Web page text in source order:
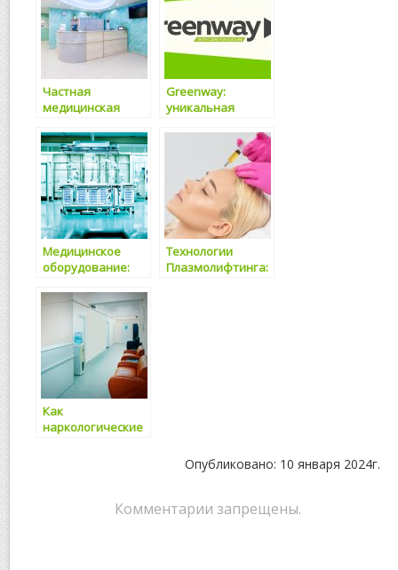
Частная
медицинская
современные
подходы к
успешному
лечению
Greenway:
уникальная
экологически
чистого будущего
Медицинское
оборудование:
инновации
Технологии
Плазмолифтинга:
Как
наркологические
Опубликовано: 10 января 2024г.
Комментарии запрещены.